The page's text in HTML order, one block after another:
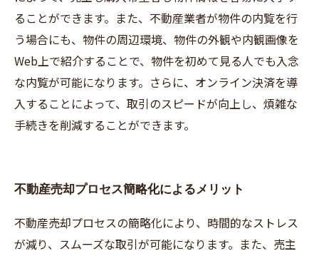
ることができます。また、不動産業者が物件の内覧を行
う場合にも、物件の周辺環境、物件の外観や内観画像を
Web上で紹介することで、物件を初めて見る人でも入念
な内覧が可能になります。さらに、オンライン決済を導
入することによって、取引のスピードが向上し、煩雑な
手続きを削減することができます。
不動産売却プロセス簡略化によるメリット
不動産売却プロセスの簡略化により、時間的なストレス
が減り、スムーズな取引が可能になります。また、売主